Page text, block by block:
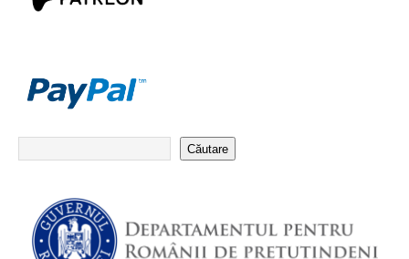
Căutare